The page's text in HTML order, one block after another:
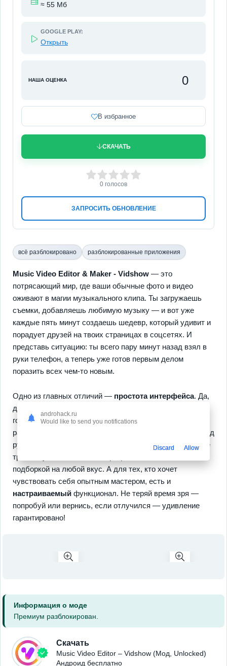
≈ 55 Мб
GOOGLE PLAY:
Открыть
НАША ОЦЕНКА 0
В избранное
СКАЧАТЬ
ЗАПРОСИТЬ ОБНОВЛЕНИЕ
3 4 5
0 голосов
всё разблокировано разблокированные приложения
Music Video Editor & Maker - Vidshow — это
потрясающий мир, где ваши обычные фото и видео
оживают в магии музыкального клипа. Ты загружаешь
съемки, добавляешь любимую музыку — и вот уже
каждые пять минут создаешь шедевр, который удивит и
порадует друзей на твоих страницах в соцсетях. И
представь ситуацию: ты всего пару минут назад взял в
руки телефон, а теперь уже готов первым делом
поразить всех чем-то новым.
Одно из главных отличий — простота интерфейса. Да,
действительно: выбрано — добавлено — создано, как
говорится, а как без этого?Эффекты
разбегаются: переходы, текстовые наложения — все под
рукой. Тут еще и музыка — свою загружай либо готовые
треки слушай. Облегчают процесс стильно и с
подборкой на любой вкус. А для тех, кто хочет
чувствовать себя опытным мастером, есть и
настраиваемый функционал. Не теряй время зря —
попробуй или вернись, если отлучился — удивление
гарантировано!
Информация о моде
Премиум разблокирован.
Скачать
Music Video Editor – Vidshow (Мод, Unlocked)
Андроид бесплатно
androhack.ru
Would like to send you notifications
Discard Allow